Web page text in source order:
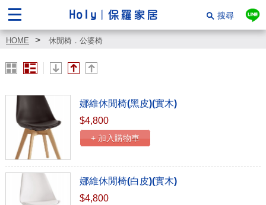
搜尋
HOME 休閒椅．公婆椅
娜維休閒椅(黑皮)(實木)
$4,800
+ 加入購物車
娜維休閒椅(白皮)(實木)
$4,800